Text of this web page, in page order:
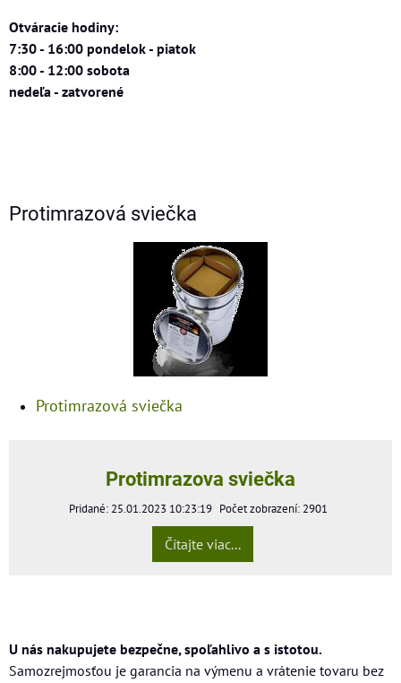
Otváracie hodiny:
7:30 - 16:00 pondelok - piatok
8:00 - 12:00 sobota
nedeľa - zatvorené
Protimrazová sviečka
Protimrazová sviečka
Protimrazova sviečka
Pridané: 25.01.2023 10:23:19 Počet zobrazení: 2901
Čítajte viac...
U nás nakupujete bezpečne, spoľahlivo a s istotou.
Samozrejmosťou je garancia na výmenu a vrátenie tovaru bez